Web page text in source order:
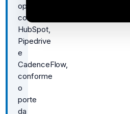
opções
como
HubSpot,
Pipedrive
e
CadenceFlow,
conforme
o
porte
da